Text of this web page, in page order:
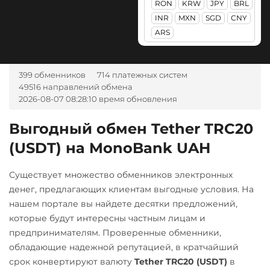
POL
Qtum
Ravencoin (RVN)
Ripple (XRP)
Shib
ERC20 BEP20
Solana (SOL)
StableUSD (USDS)
Starknet (STRK)
Россельхоз банк RUB
Русский Стандарт RUB
RUB QR RUB
СБП RUB
Счет ИП/ООО
Тинькофф
RUB
Фридом Банк KZT
Lido DAO (LDO)
Litecoin (LTC)
Monero (XMR)
NEAR Protocol
Notcoin (NOT)
Ontology (ONT)
PancakeSwap (CAKE)
Pax Dollar (USDP)
ERC20
ЮMoney RUB
А-Банк UAH
Авангард RUB
CASH-IN RUB
Банк Санкт-Петербург
Беларусбанк BYN
Газпромбанк RUB
Евразийский Банк KZT
ЕРИП Расчет BYN
Карта Unionpay CNY
RON
KRW JPY
BRL
INR
MXN SGD
CNY
ARS
399 обменников
714 платежных систем
49516 направлений обмена
2026-08-07 08:28:10 время обновления
Выгодный обмен Tether TRC20
(USDT) на MonoBank UAH
Существует множество обменников электронных
денег, предлагающих клиентам выгодные условия. На
нашем портале вы найдете десятки предложений,
которые будут интересны частным лицам и
предпринимателям. Проверенные обменники,
обладающие надежной репутацией, в кратчайший
срок конвертируют валюту Tether TRC20 (USDT) в